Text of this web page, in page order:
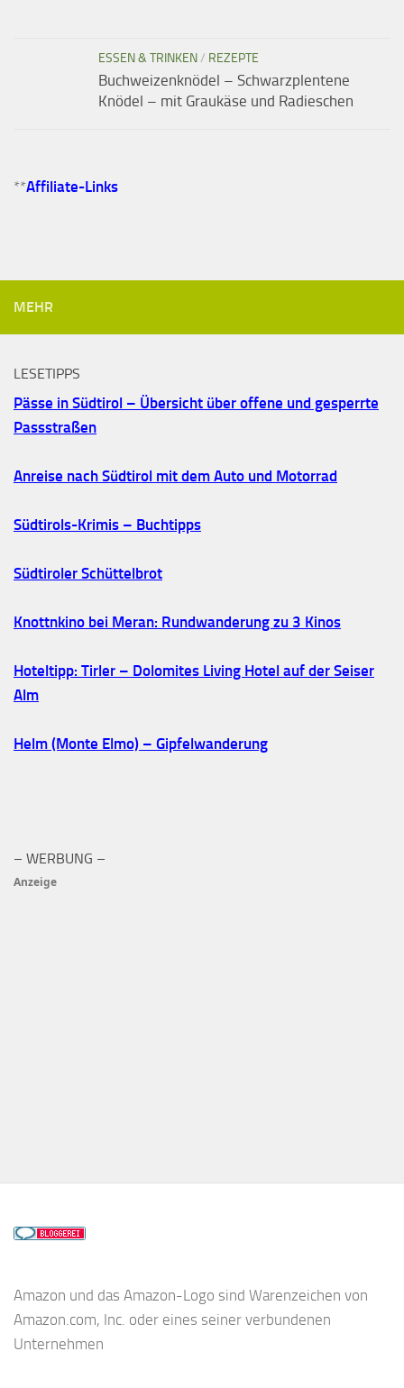
ESSEN & TRINKEN/ REZEPTE
Buchweizenknödel – Schwarzplentene
Knödel – mit Graukäse und Radieschen
**Affiliate-Links
MEHR
LESETIPPS
Pässe in Südtirol – Übersicht über offene und gesperrte
Passstraßen
Anreise nach Südtirol mit dem Auto und Motorrad
Südtirols-Krimis – Buchtipps
Südtiroler Schüttelbrot
Knottnkino bei Meran: Rundwanderung zu 3 Kinos
Hoteltipp: Tirler – Dolomites Living Hotel auf der Seiser
Alm
Helm (Monte Elmo) – Gipfelwanderung
– WERBUNG –
Anzeige
Amazon und das Amazon-Logo sind Warenzeichen von
Amazon.com, Inc. oder eines seiner verbundenen
Unternehmen